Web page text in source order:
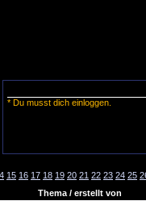
* Du musst dich einloggen.
15 16 17 18 19 20 21 22 23 24 25
Thema / erstellt von